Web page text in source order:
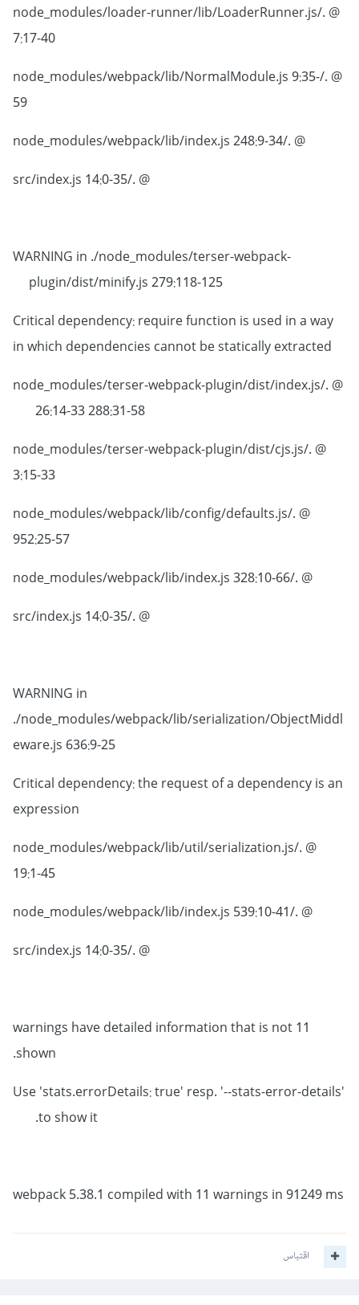
@ ./node_modules/loader-runner/lib/LoaderRunner.js
7:17-40
@ ./node_modules/webpack/lib/NormalModule.js 9:35-
59
@ ./node_modules/webpack/lib/index.js 248:9-34
@ ./src/index.js 14:0-35
WARNING in ./node_modules/terser-webpack-
plugin/dist/minify.js 279:118-125
Critical dependency: require function is used in a way
in which dependencies cannot be statically extracted
@ ./node_modules/terser-webpack-plugin/dist/index.js
26:14-33 288:31-58
@ ./node_modules/terser-webpack-plugin/dist/cjs.js
3:15-33
@ ./node_modules/webpack/lib/config/defaults.js
952:25-57
@ ./node_modules/webpack/lib/index.js 328:10-66
@ ./src/index.js 14:0-35
WARNING in
./node_modules/webpack/lib/serialization/ObjectMiddl
eware.js 636:9-25
Critical dependency: the request of a dependency is an
expression
@ ./node_modules/webpack/lib/util/serialization.js
19:1-45
@ ./node_modules/webpack/lib/index.js 539:10-41
@ ./src/index.js 14:0-35
11 warnings have detailed information that is not
shown.
Use 'stats.errorDetails: true' resp. '--stats-error-details'
to show it.
webpack 5.38.1 compiled with 11 warnings in 91249 ms
اقتباس